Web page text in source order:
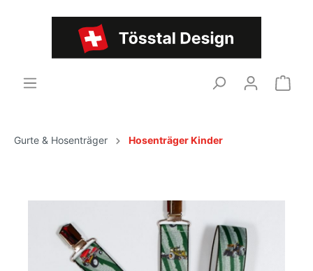
Gurte & Hosenträger Hosenträger Kinder